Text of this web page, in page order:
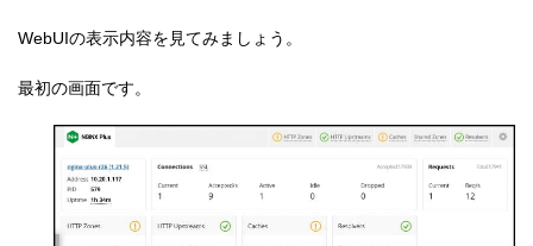
WebUIの表示内容を見てみましょう。
最初の画面です。